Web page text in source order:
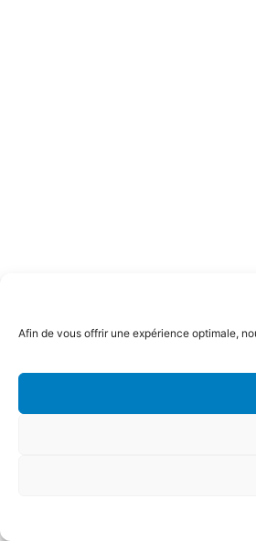
Afin de vous offrir une expérience optimale,